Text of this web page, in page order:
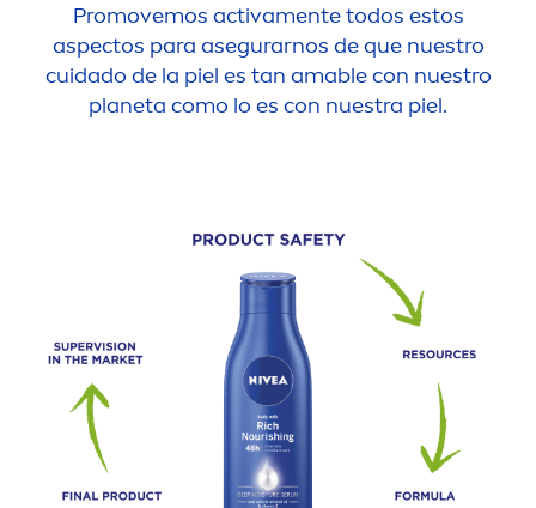
Promovemos activamente todos estos
aspectos para asegurarnos de que nuestro
cuidado de la piel es tan amable con nuestro
planeta como lo es con nuestra piel.